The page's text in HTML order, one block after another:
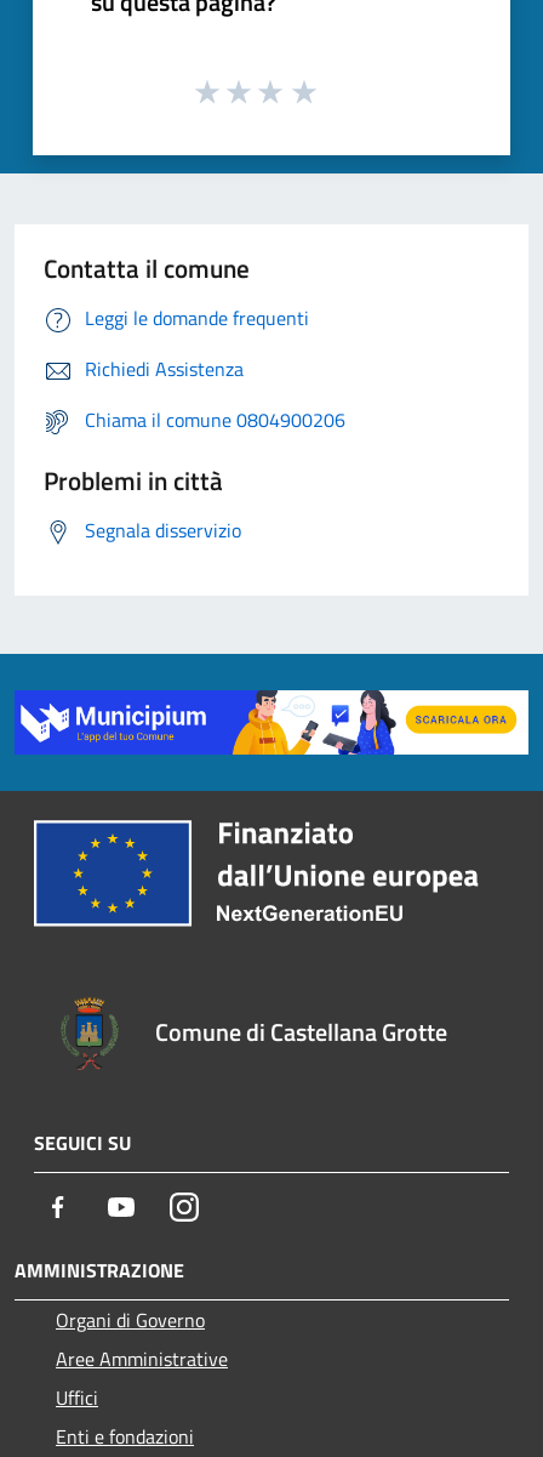
Contatta il comune
Leggi le domande frequenti
Richiedi Assistenza
Chiama il comune 0804900206
Problemi in città
Segnala disservizio
Comune di Castellana Grotte
SEGUICI SU
Facebook YoutubeInstagram
AMMINISTRAZIONE
Organi di Governo
Aree Amministrative
Uffici
Enti e fondazioni